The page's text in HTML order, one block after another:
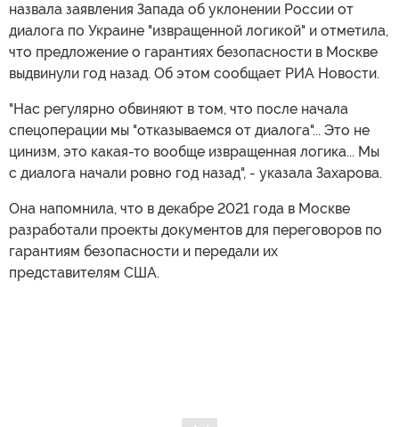
назвала заявления Запада об уклонении России от
диалога по Украине "извращенной логикой" и отметила,
что предложение о гарантиях безопасности в Москве
выдвинули год назад. Об этом сообщает РИА Новости.
"Нас регулярно обвиняют в том, что после начала
спецоперации мы "отказываемся от диалога"... Это не
цинизм, это какая-то вообще извращенная логика... Мы
с диалога начали ровно год назад", - указала Захарова.
Она напомнила, что в декабре 2021 года в Москве
разработали проекты документов для переговоров по
гарантиям безопасности и передали их
представителям США.